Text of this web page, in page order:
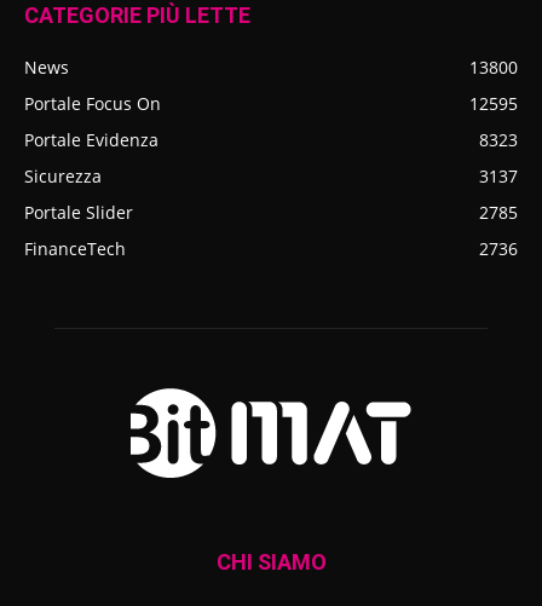
CATEGORIE PIÙ LETTE
News
13800
Portale Focus On
12595
Portale Evidenza
8323
Sicurezza
3137
Portale Slider
2785
FinanceTech
2736
CHI SIAMO